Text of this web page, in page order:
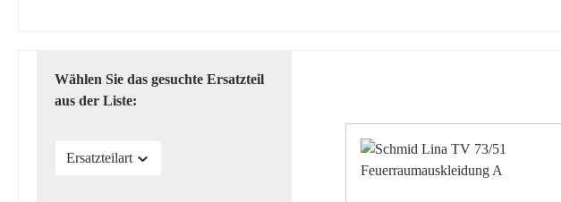
Wählen Sie das gesuchte Ersatzteil
aus der Liste:
Ersatzteilart